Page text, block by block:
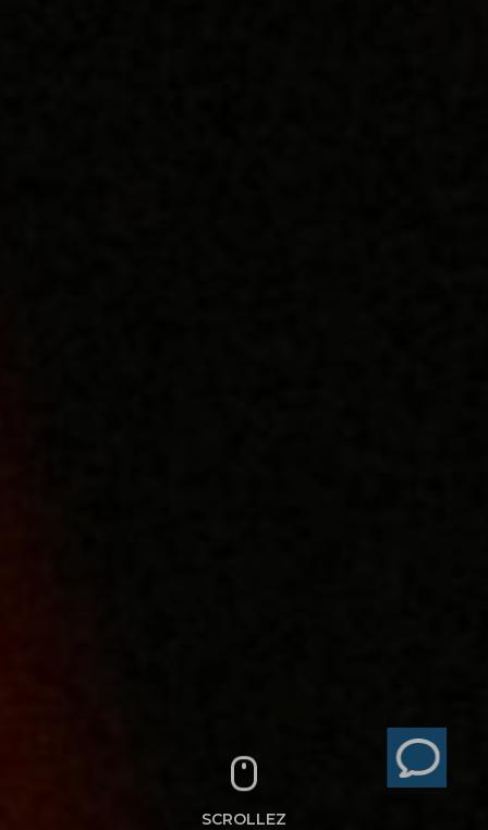
SCROLLEZ